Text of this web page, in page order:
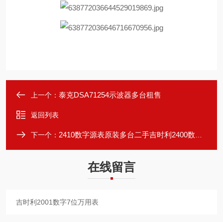
上一个： 泰克DSA71254示波器多台租售
返回列表
下一个： 2410数字源表原装多台二手吉时利2400数字源表带售后服务
在线留言